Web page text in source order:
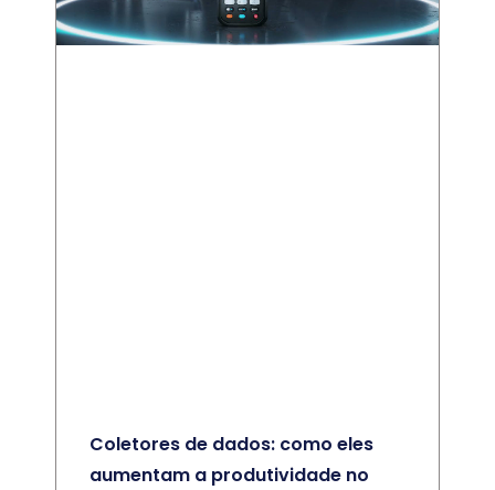
Coletores de dados: como eles
aumentam a produtividade no